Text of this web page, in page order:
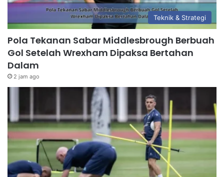
Teknik & Strategi
Pola Tekanan Sabar Middlesbrough Berbuah
Gol Setelah Wrexham Dipaksa Bertahan
Dalam
2 jam ago